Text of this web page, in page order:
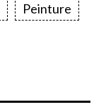
Peinture